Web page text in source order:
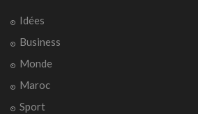
Idées
Business
Monde
Maroc
Sport